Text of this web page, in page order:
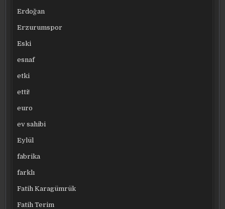
Erdoğan
Erzurumspor
Eski
esnaf
etki
etti!
euro
ev sahibi
Eylül
fabrika
farklı
Fatih Karagümrük
Fatih Terim